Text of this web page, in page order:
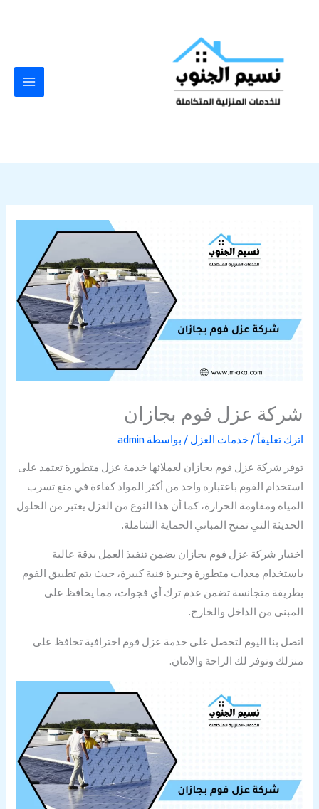
شركة عزل فوم بجازان
اترك تعليقاً /خدمات العزل / بواسطة admin
توفر شركة عزل فوم بجازان لعملائها خدمة عزل متطورة تعتمد على
استخدام الفوم باعتباره واحد من أكثر المواد كفاءة في منع تسرب
المياه ومقاومة الحرارة، كما أن هذا النوع من العزل يعتبر من الحلول
الحديثة التي تمنح المباني الحماية الشاملة.
اختيار شركة عزل فوم بجازان يضمن تنفيذ العمل بدقة عالية
باستخدام معدات متطورة وخبرة فنية كبيرة، حيث يتم تطبيق الفوم
بطريقة متجانسة تضمن عدم ترك أي فجوات، مما يحافظ على
المبنى من الداخل والخارج.
اتصل بنا اليوم لتحصل على خدمة عزل فوم احترافية تحافظ على
منزلك وتوفر لك الراحة والأمان.